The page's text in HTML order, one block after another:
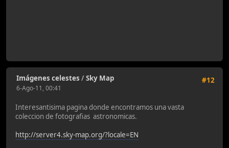
#12
Imágenes celestes /Sky Map
6-Ago-11, 00:41
Interesantisima pagina donde encontramos una vasta
coleccion de fotografias astronomicas.
http://server4.sky-map.org/?locale=EN